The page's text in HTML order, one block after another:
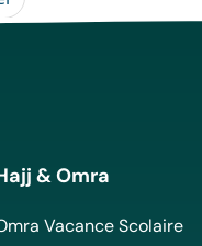
& Omra
Vacance Scolaire